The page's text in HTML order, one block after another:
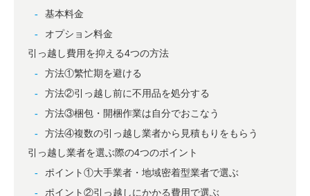
基本料金
オプション料金
引っ越し費用を抑える4つの方法
方法①繁忙期を避ける
方法②引っ越し前に不用品を処分する
方法③梱包・開梱作業は自分でおこなう
方法④複数の引っ越し業者から見積もりをもらう
引っ越し業者を選ぶ際の4つのポイント
ポイント①大手業者・地域密着型業者で選ぶ
ポイント②引っ越しにかかる費用で選ぶ